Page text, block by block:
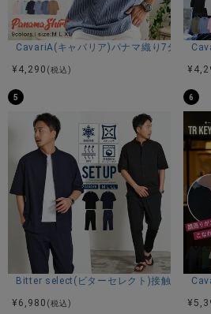
CavariA(キャバリア)パナマ織り7分袖カ
¥ 4,290 (税込)
¥
5
Bitter select(ビターセレクト)接触冷感ス
¥ 6,980 (税込)
6
¥